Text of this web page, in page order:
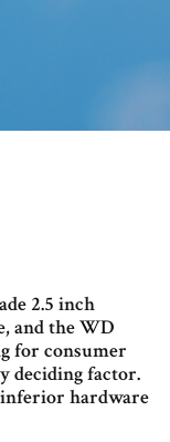
2.5 inch
and the WD
for consumer
deciding factor.
inferior hardware